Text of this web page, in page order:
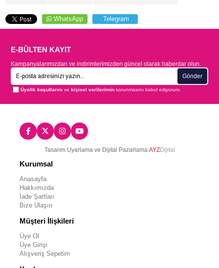
WhatsApp Telegram
E-BÜLTEN KAYIT
Kampanyalarımızdan ve indirimlerimizden güncel olarak haberdar olun.
Gönder
Üyelik koşullarını vekişisel verilerimin korunmasını kabul ediyorum.
Tasarım Uyarlama ve Dijital Pazarlama:AYZDijital
Kurumsal
Anasayfa
Hakkımızda
İade Şartları
Bize Ulaşın
Müşteri İlişkileri
Üye Ol
Üye Girişi
Alışveriş Sepetim